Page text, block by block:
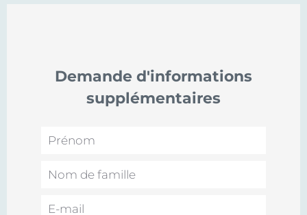
Demande d'informations
supplémentaires